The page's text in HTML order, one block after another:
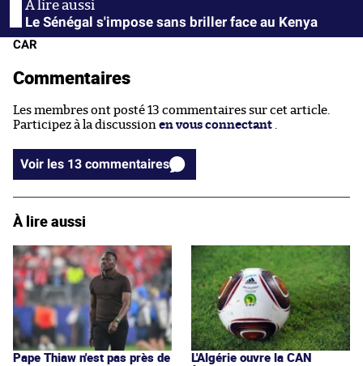
Le Sénégal s'impose sans briller face au Kenya
CAR
Commentaires
Les membres ont posté 13 commentaires sur cet article.
Participez à la discussion en vous connectant
Voir les 13 commentaires
À lire aussi
Pape Thiaw n'est pas près de
L'Algérie ouvre la CAN